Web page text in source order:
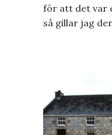
för att det var
så gillar jag